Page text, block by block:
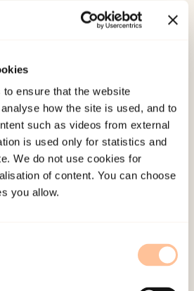
ensure that the website
how the site is used, and to
such as videos from external
is used only for statistics and
We do not use cookies for
of content. You can choose
you allow.
av å vite – om å bære på
[]
Norwegian only. Oslo:
2026
2026